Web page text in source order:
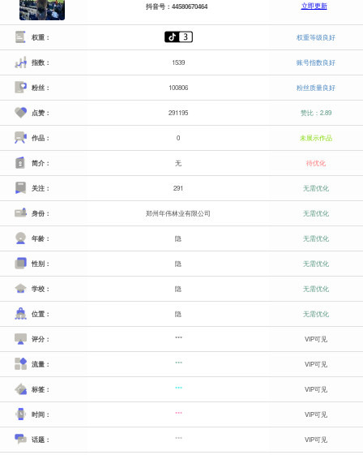
抖音号：44580670464
立即更新
权重： 权重等级良好
指数： 1539 账号指数良好
粉丝： 100806 粉丝质量良好
点赞： 291195 赞比：2.89
作品： 0 未展示作品
简介： 无 待优化
关注： 291 无需优化
身份： 郑州年伟林业有限公司 无需优化
年龄： 隐 无需优化
性别： 隐 无需优化
学校： 隐 无需优化
位置： 隐 无需优化
评分： *** VIP可见
流量： *** VIP可见
标签： *** VIP可见
时间： *** VIP可见
话题： *** VIP可见